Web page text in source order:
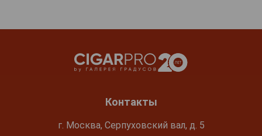
Контакты
г. Москва, Серпуховский вал, д. 5